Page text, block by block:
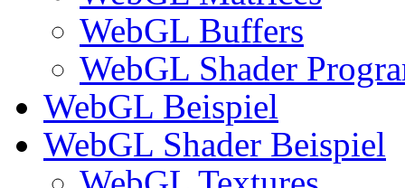
WebGL Buffers
WebGL Shader
WebGL Beispiel
WebGL Shader Beispiel